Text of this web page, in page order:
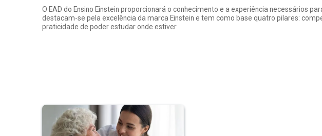
O EAD do Ensino Einstein proporcionará o conhecimento e a experiência necessários
destacam-se pela excelência da marca Einstein e tem como base quatro pilares:
praticidade de poder estudar onde estiver.